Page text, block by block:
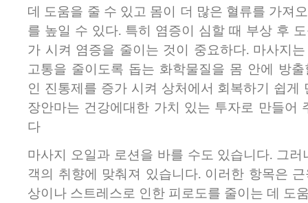
데 도움을 줄 수 있고 몸이 더 많은 혈류를 가져
를 높일 수 있다. 특히 염증이 심할 때 부상 후
가 시켜 염증을 줄이는 것이 중요하다. 마사지
고통을 줄이도록 돕는 화학물질을 몸 안에 방
인 진통제를 증가 시켜 상처에서 회복하기 쉽게
장안마는 건강에대한 가치 있는 투자로 만들어
다
마사지 오일과 로션을 바를 수도 있습니다. 그
객의 취향에 맞춰져 있습니다. 이러한 항목은
상이나 스트레스로 인한 피로도를 줄이는 데 도